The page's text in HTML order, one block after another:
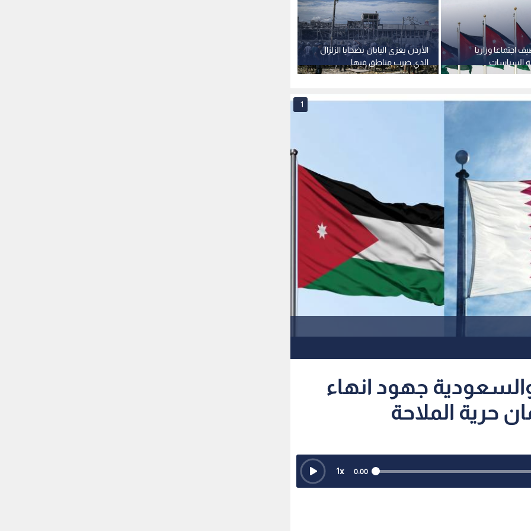
الأردن يعزي اليابان بضحايا الزلزال
الذي ضرب مناطق فيها
اجتماعا وزاريا
السياسات
1
جهود انهاء
حرية الملاحة
0:00
1x